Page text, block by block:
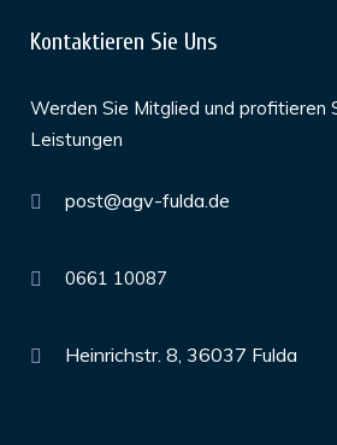
Kontaktieren Sie Uns
Werden Sie Mitglied und profitieren
Leistungen
post@agv-fulda.de
0661 10087
Heinrichstr. 8, 36037 Fulda